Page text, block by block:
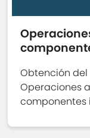
Obtención
Operaciones